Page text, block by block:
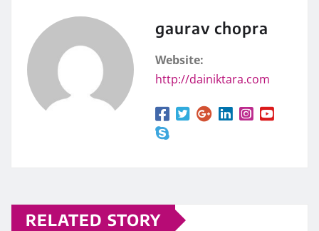
gaurav chopra
Website:
http://dainiktara.com
RELATED STORY